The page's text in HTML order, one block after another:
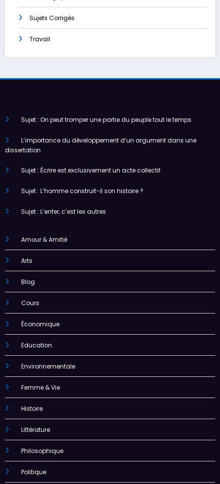
Sujets Corrigés
Travail
Sujet : On peut tromper une partie du peuple tout le temps
L’importance du développement d’un argument dans une
dissertation
Sujet : Écrire est exclusivement un acte collectif.
Sujet : L’homme construit-il son histoire ?
Sujet : L’enfer, c’est les autres
Amour & Amitié
Arts
Blog
Cours
Économique
Education
Environnementale
Femme & Vie
Histoire
Littérature
Philosophique
Politique